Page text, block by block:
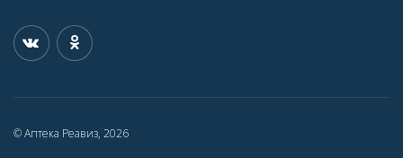
© Аптека Реавиз, 2026